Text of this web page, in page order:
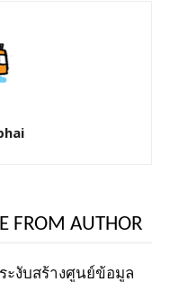
FROM AUTHOR
ะงับสร้างศูนย์ข้อมูล